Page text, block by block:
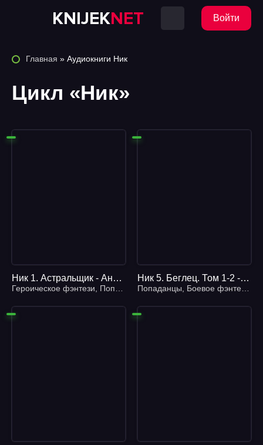
KNIJEKNET Войти
Главная » Аудиокниги Ник
Цикл «Ник»
Ник 1. Астральщик - Анджей Ясинский
Героическое фэнтези Попаданцы
Ник 5. Беглец. Том 1-2 - Анджей Ясинский
Попаданцы Боевое фэнтези